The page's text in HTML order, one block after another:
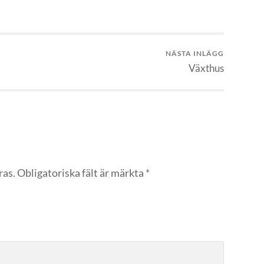
NÄSTA INLÄGG
Växthus
Obligatoriska fält är märkta *